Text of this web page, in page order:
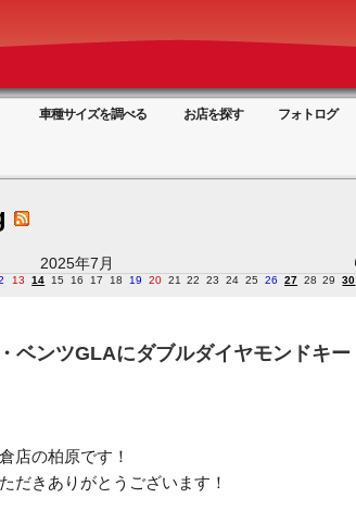
車種サイズを調べる お店を探す フォトログ
2025年7月
13 14 15 16 17 18 19 20 21 22 23 24 25 26 27 28 29 30
ベンツGLAにダブルダイヤモンドキー
店の柏原です！
だきありがとうございます！